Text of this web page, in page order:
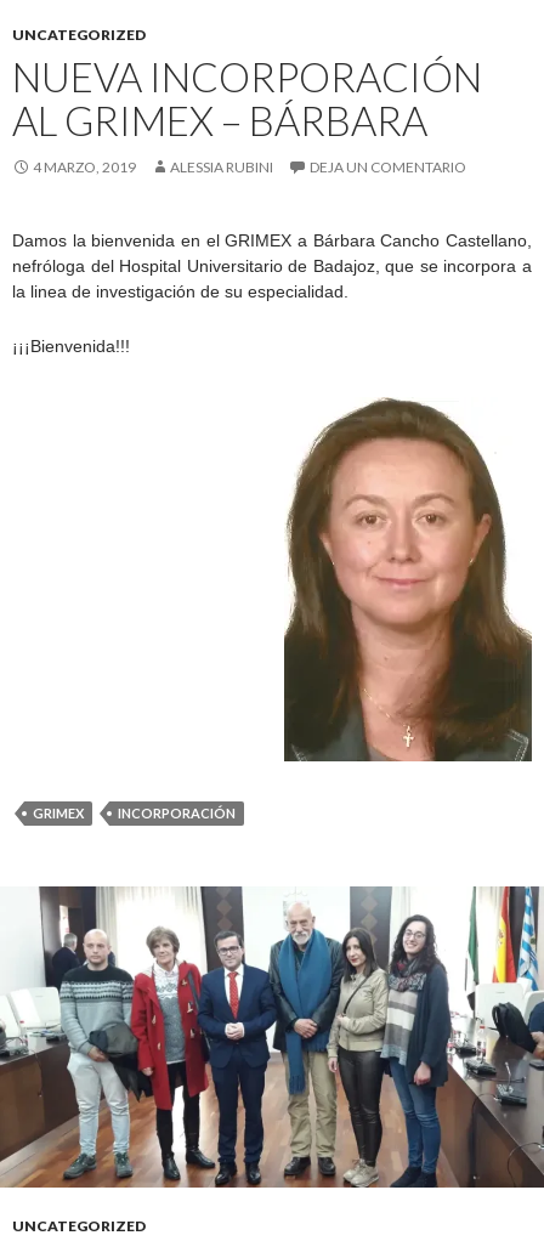
UNCATEGORIZED
NUEVA INCORPORACIÓN
AL GRIMEX – BÁRBARA
4 MARZO, 2019 ALESSIA RUBINI DEJA UN COMENTARIO
Damos la bienvenida en el GRIMEX a Bárbara Cancho Castellano,
nefróloga del Hospital Universitario de Badajoz, que se incorpora a
la linea de investigación de su especialidad.
¡¡¡Bienvenida!!!
GRIMEX INCORPORACIÓN
UNCATEGORIZED